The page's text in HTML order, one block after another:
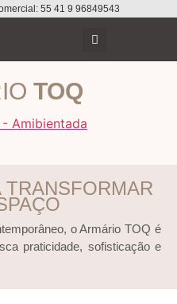
55 41 9 96849543
TOQ
TRANSFORMAR
o Armário TOQ é
praticidade, sofisticação e